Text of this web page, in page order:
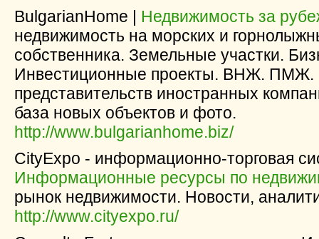
BulgarianHome | Недвижимость за
недвижимость на морских и
собственника. Земельные участки.
Инвестиционные проекты. ВНЖ. ПМЖ.
представительств иностранных
база новых объектов и фото.
http://www.bulgarianhome.biz/
CityExpo - информационно-торговая
Информационные ресурсы по
рынок недвижимости. Новости,
http://www.cityexpo.ru/